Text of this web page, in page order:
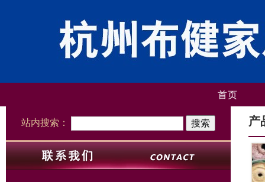
首页
站内搜索： 产